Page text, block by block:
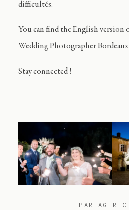
difficultés.
You can find the English version
Wedding Photographer Bordeaux
Stay connected !
PARTAGER